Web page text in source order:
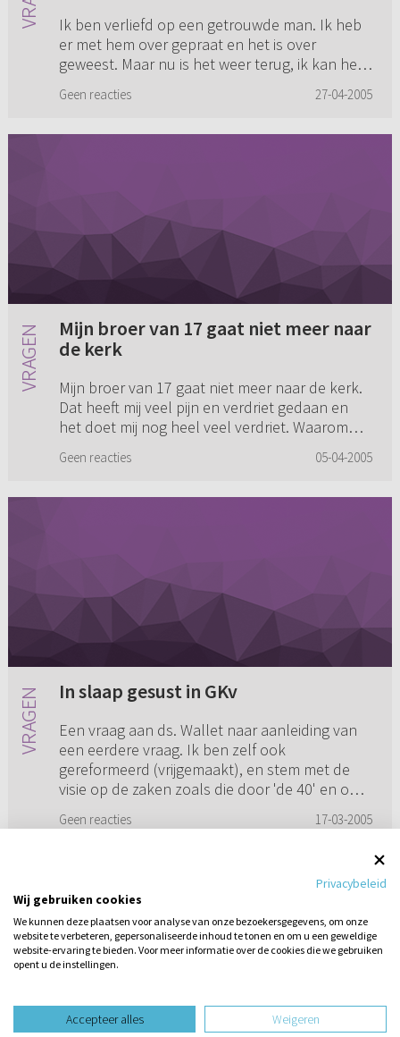
Ik ben verliefd op een getrouwde man. Ik heb
er met hem over gepraat en het is over
geweest. Maar nu is het weer terug, ik kan hem
Geen reacties 27-04-2005
Mijn broer van 17 gaat niet meer naar
de kerk
Mijn broer van 17 gaat niet meer naar de kerk.
Dat heeft mij veel pijn en verdriet gedaan en
het doet mij nog heel veel verdriet. Waarom
Waarom moet zo een de...
Geen reacties 05-04-2005
In slaap gesust in GKv
Een vraag aan ds. Wallet naar aanleiding van
een eerdere vraag. Ik ben zelf ook
gereformeerd (vrijgemaakt), en stem met de
visie op de zaken zoals die door 'de 40' en ook
Geen reacties 17-03-2005
1 ... 13
design website dooreen vraag
Privacybeleid
Wij gebruiken cookies
We kunnen deze plaatsen voor analyse van onze bezoekersgegevens, om onze
website te verbeteren, gepersonaliseerde inhoud te tonen en om u een geweldige
website-ervaring te bieden. Voor meer informatie over de cookies die we gebruiken
opent u de instellingen.
Accepteer alles Weigeren